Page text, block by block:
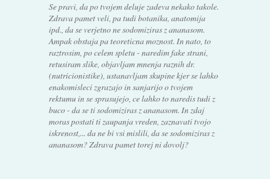
Se pravi, da po tvojem deluje zadeva nekako takole.
Zdrava pamet veli, pa tudi botanika, anatomija
ipd., da se verjetno ne sodomiziras z ananasom.
Ampak obstaja pa teoreticna moznost. In nato, to
raztrosim, po celem spletu - naredim fake strani,
retusiram slike, objavljam mnenja raznih dr.
(nutricionistike), ustanavljam skupine kjer se lahko
enakomisleci zgrazajo in sanjarijo o tvojem
rektumu in se sprasujejo, ce lahko to naredis tudi z
buco - da se ti sodomiziras z ananasom. In zdaj
moras postati ti zaupanja vreden, zaznavati tvojo
iskrenost,... da ne bi vsi mislili, da se sodomiziras z
ananasom? Zdrava pamet torej ni dovolj?